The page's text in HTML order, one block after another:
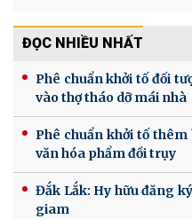
ĐỌC NHIỀU NHẤT
Phê chuẩn khởi tố đối
vào thợ tháo dỡ mái nhà
Phê chuẩn khởi tố
văn hóa phẩm đồi trụy
Đắk Lắk: Hy hữu đăng
giam